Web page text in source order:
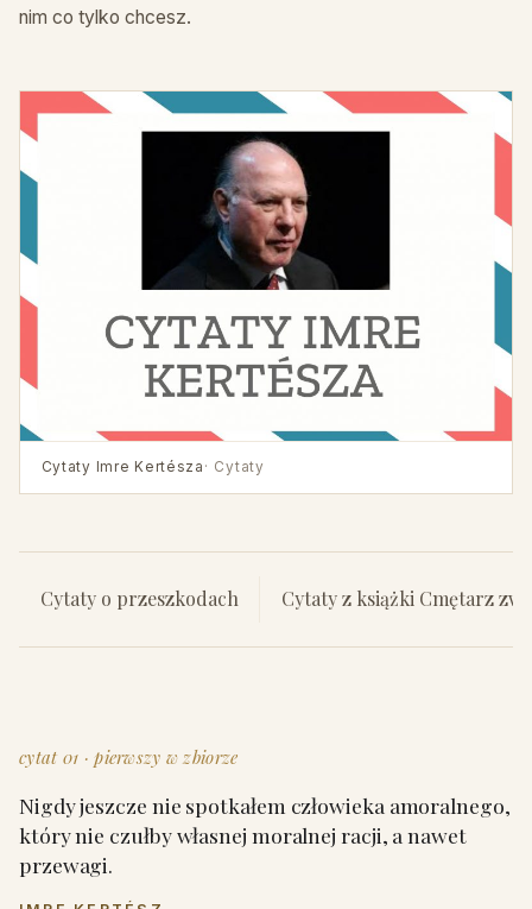
nim co tylko chcesz.
Cytaty Imre Kertésza · Cytaty
Cytaty o przeszkodach Cytaty z książki Cmętarz
cytat 01 · pierwszy w zbiorze
Nigdy jeszcze nie spotkałem człowieka amoralnego,
który nie czułby własnej moralnej racji, a nawet
przewagi.